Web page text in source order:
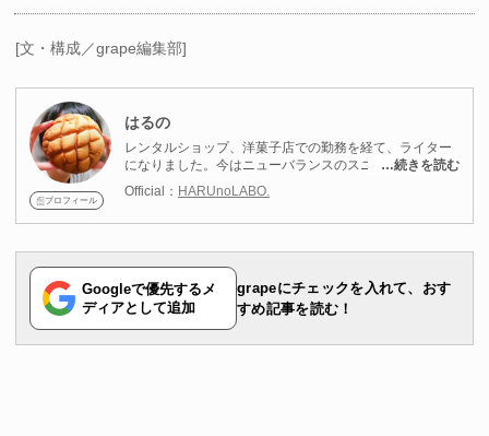
[文・構成／grape編集部]
プロフィール
はるの
レンタルショップ、洋菓子店での勤務を経て、ライター
になりました。今はニューバランスのスニーカーをメイ
グルメを楽しむことが趣味です。セブンイレブンを始め
近な便利グッズ、食べ物についての情報を発信中です。
…続きを読む
Official： HARUnoLABO.
Googleで優先するメ
ディアとして追加
grapeにチェックを入れて、おす
すめ記事を読む！